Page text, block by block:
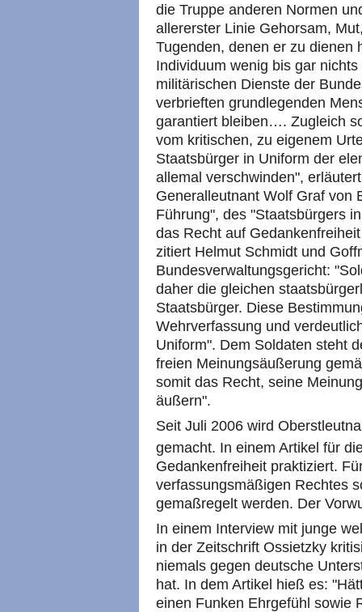
die Truppe anderen Normen
allererster Linie Gehorsam,
Tugenden, denen er zu dienen
Individuum wenig bis gar
militärischen Dienste der
verbrieften grundlegenden
garantiert bleiben…. Zugleich
vom kritischen, zu eigenem
Staatsbürger in Uniform der
allemal verschwinden",
Generalleutnant Wolf Graf von
Führung", des "Staatsbürgers
das Recht auf
zitiert Helmut Schmidt und
Bundesverwaltungsgericht:
daher die gleichen
Staatsbürger. Diese
Wehrverfassung und
Uniform". Dem Soldaten steht
freien Meinungsäußerung
somit das Recht, seine
äußern".
Seit Juli 2006 wird
gemacht. In einem Artikel für
Gedankenfreiheit praktiziert.
verfassungsmäßigen Rechtes
gemaßregelt werden. Der
In einem Interview mit junge
in der Zeitschrift Ossietzky
niemals gegen deutsche
hat. In dem Artikel hieß es:
einen Funken Ehrgefühl sowie